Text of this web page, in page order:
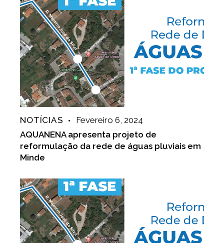
NOTÍCIAS
Fevereiro 6, 2024
AQUANENA apresenta projeto de
reformulação da rede de águas pluviais em
Minde